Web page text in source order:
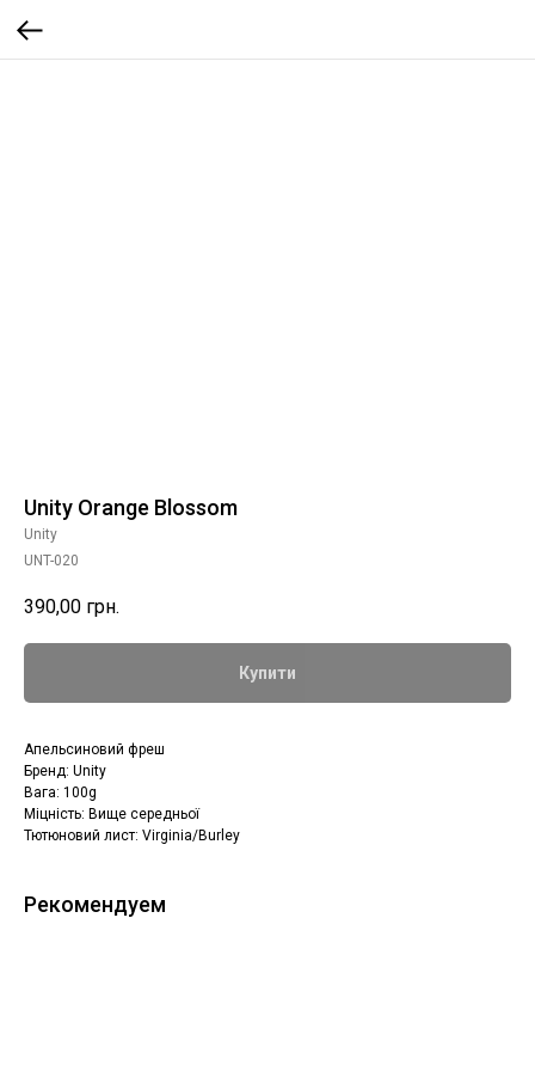
Unity Orange Blossom
Unity
UNT-020
390,00 грн.
Купити
Апельсиновий фреш
Бренд: Unity
Вага: 100g
Міцність: Вище середньої
Тютюновий лист: Virginia/Burley
Рекомендуем